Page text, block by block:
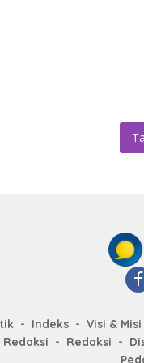
Indeks Visi & Misi
Redaksi
Redaksi